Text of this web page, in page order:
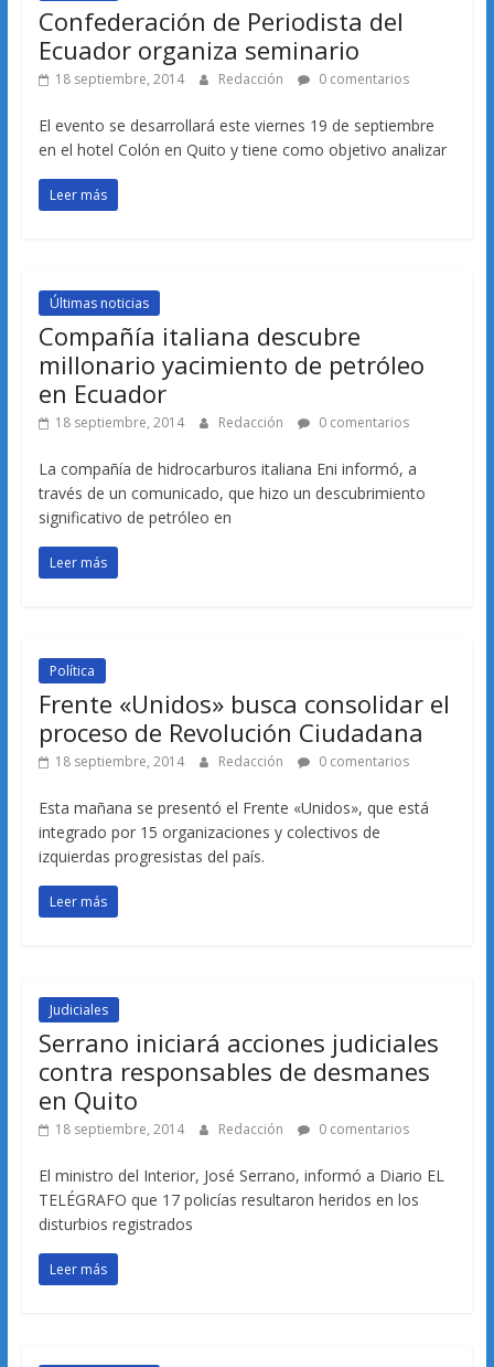
Confederación de Periodista del
Ecuador organiza seminario
18 septiembre, 2014 Redacción 0 comentarios
El evento se desarrollará este viernes 19 de septiembre
en el hotel Colón en Quito y tiene como objetivo analizar
Leer más
Últimas noticias
Compañía italiana descubre
millonario yacimiento de petróleo
en Ecuador
18 septiembre, 2014 Redacción 0 comentarios
La compañía de hidrocarburos italiana Eni informó, a
través de un comunicado, que hizo un descubrimiento
significativo de petróleo en
Leer más
Política
Frente «Unidos» busca consolidar el
proceso de Revolución Ciudadana
18 septiembre, 2014 Redacción 0 comentarios
Esta mañana se presentó el Frente «Unidos», que está
integrado por 15 organizaciones y colectivos de
izquierdas progresistas del país.
Leer más
Judiciales
Serrano iniciará acciones judiciales
contra responsables de desmanes
en Quito
18 septiembre, 2014 Redacción 0 comentarios
El ministro del Interior, José Serrano, informó a Diario EL
TELÉGRAFO que 17 policías resultaron heridos en los
disturbios registrados
Leer más